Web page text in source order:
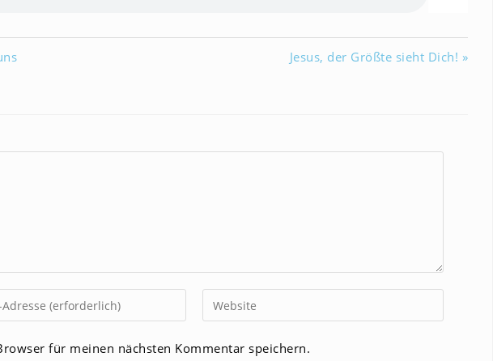
Jesus, der Größte sieht Dich! »
Gib
deine
für meinen nächsten Kommentar speichern.